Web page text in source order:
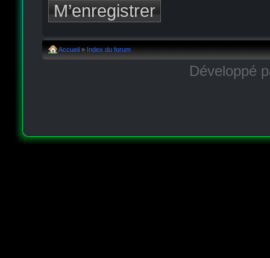
M’enregistrer
Accueil » Index du forum
Développé